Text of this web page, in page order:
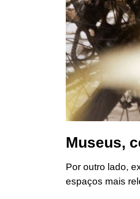
Museus,
Por outro lado,
espaços mais